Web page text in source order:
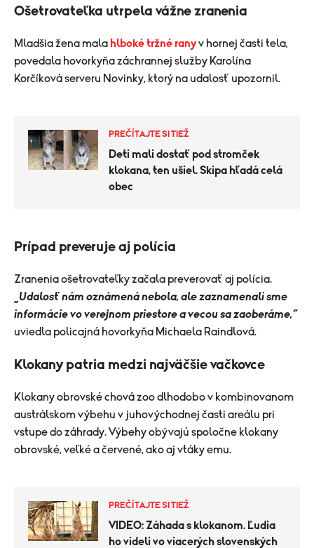
Ošetrovateľka utrpela vážne zranenia
Mladšia žena mala hlboké tržné ranyv hornej časti tela,
povedala hovorkyňa záchrannej služby Karolína
Korčíková serveru Novinky, ktorý na udalosť upozornil.
PREČÍTAJTE SI TIEŽ
Deti mali dostať pod stromček
klokana, ten ušiel. Skipa hľadá celá
obec
Prípad preveruje aj polícia
Zranenia ošetrovateľky začala preverovať aj polícia.
„Udalosť nám oznámená nebola, ale zaznamenali sme
informácie vo verejnom priestore a vecou sa zaoberáme,“
uviedla policajná hovorkyňa Michaela Raindlová.
Klokany patria medzi najväčšie vačkovce
Klokany obrovské chová zoo dlhodobo v kombinovanom
austrálskom výbehu v juhovýchodnej časti areálu pri
vstupe do záhrady. Výbehy obývajú spoločne klokany
obrovské, veľké a červené, ako aj vtáky emu.
PREČÍTAJTE SI TIEŽ
VIDEO: Záhada s klokanom. Ľudia
ho videli vo viacerých slovenských